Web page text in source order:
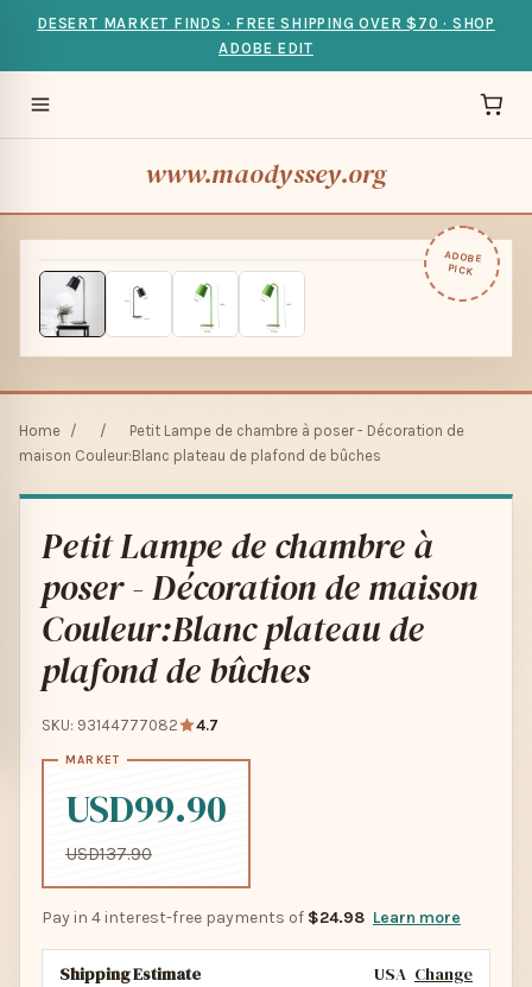
DESERT MARKET FINDS · FREE SHIPPING OVER $70 · SHOP
ADOBE EDIT
www.maodyssey.org
ADOBE
PICK
Home / /
Petit Lampe de chambre à poser - Décoration de
maison Couleur:Blanc plateau de plafond de bûches
Petit Lampe de chambre à
poser - Décoration de maison
Couleur:Blanc plateau de
plafond de bûches
SKU: 93144777082 4.7
USD99.90
USD137.90
Pay in 4 interest-free payments of $24.98 Learn more
Shipping Estimate USA Change